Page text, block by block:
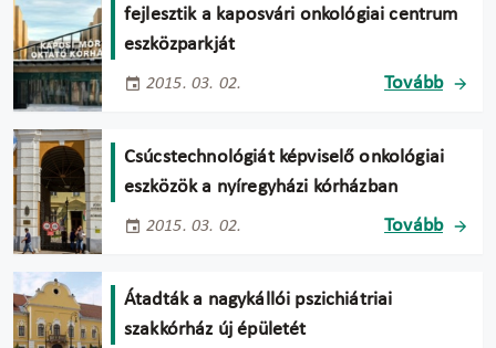
fejlesztik a kaposvári onkológiai centrum
eszközparkját
2015. 03. 02. Tovább
Csúcstechnológiát képviselő onkológiai
eszközök a nyíregyházi kórházban
2015. 03. 02. Tovább
Átadták a nagykállói pszichiátriai
szakkórház új épületét